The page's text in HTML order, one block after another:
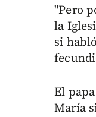
"Pero
la
si
El
María